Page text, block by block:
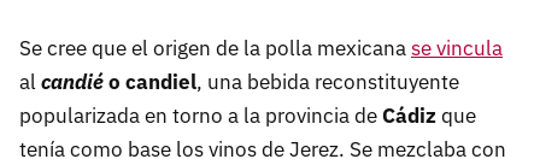
Se cree que el origen de la polla mexicanase vincula
al candiéo candiel, una bebida reconstituyente
popularizada en torno a la provincia deCádizque
tenía como base los vinos de Jerez. Se mezclaba con